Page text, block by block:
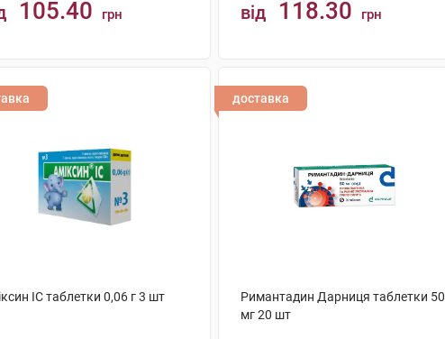
105.40 грн від 118.30 грн
IC таблетки 0,06 г 3 шт
доставка
Римантадин Дарниця таблетки 50
мг 20 шт